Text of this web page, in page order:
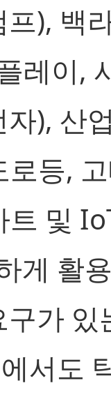
), 백
레이,
), 산
로등,
트 및
게 활
가 있
서도